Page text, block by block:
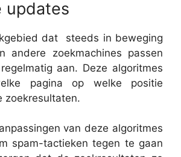
updates
dat steeds in beweging
zoekmachines passen
aan. Deze algoritmes
pagina op welke positie
zoekresultaten.
van deze algoritmes
spam-tactieken tegen te gaan